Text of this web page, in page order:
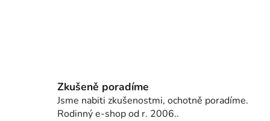
Zkušeně poradíme
Jsme nabiti zkušenostmi, ochotně poradíme.
Rodinný e-shop od r. 2006..